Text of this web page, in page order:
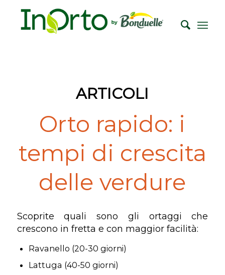
ARTICOLI
Orto rapido: i
tempi di crescita
delle verdure
Scoprite quali sono gli ortaggi che
crescono in fretta e con maggior facilità:
Ravanello (20-30 giorni)
Lattuga (40-50 giorni)